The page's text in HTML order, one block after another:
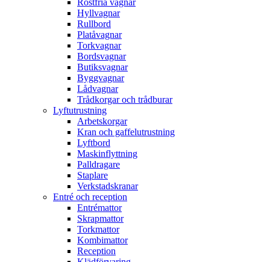
Rostfria vagnar
Hyllvagnar
Rullbord
Platåvagnar
Torkvagnar
Bordsvagnar
Butiksvagnar
Byggvagnar
Lådvagnar
Trådkorgar och trådburar
Lyftutrustning
Arbetskorgar
Kran och gaffelutrustning
Lyftbord
Maskinflyttning
Palldragare
Staplare
Verkstadskranar
Entré och reception
Entrémattor
Skrapmattor
Torkmattor
Kombimattor
Reception